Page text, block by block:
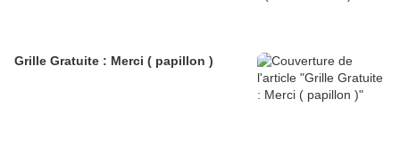
Grille Gratuite : Merci ( papillon )